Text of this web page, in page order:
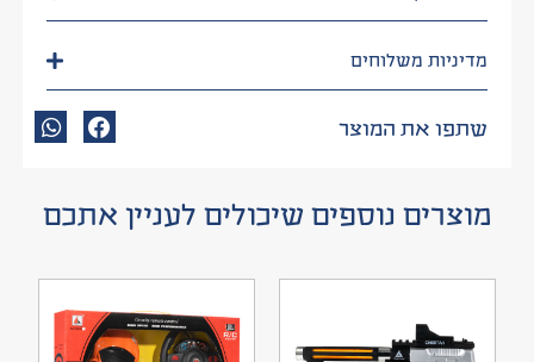
מדיניות משלוחים
שתפו את המוצר
מוצרים נוספים שיכולים לעניין אתכם